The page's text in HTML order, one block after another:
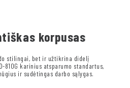
korpusas
stilingai, bet ir užtikrina didelį
810G karinius atsparumo standartus,
ir sudėtingas darbo sąlygas.